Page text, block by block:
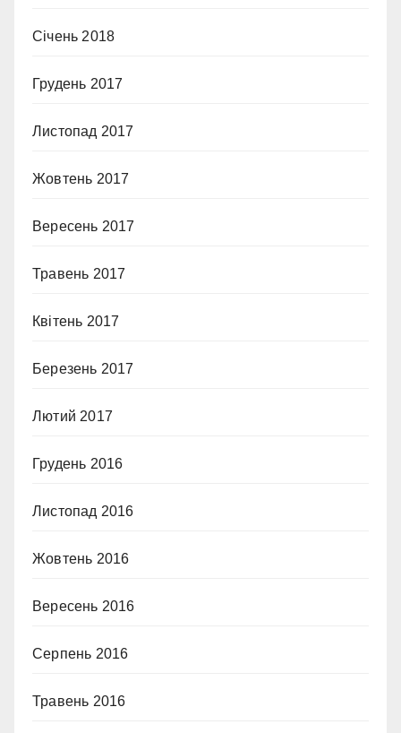
Січень 2018
Грудень 2017
Листопад 2017
Жовтень 2017
Вересень 2017
Травень 2017
Квітень 2017
Березень 2017
Лютий 2017
Грудень 2016
Листопад 2016
Жовтень 2016
Вересень 2016
Серпень 2016
Травень 2016